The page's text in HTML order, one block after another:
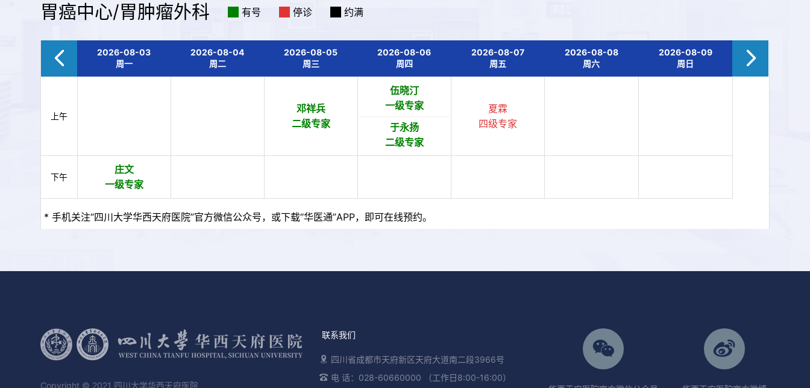
胃癌中心/胃肿瘤外科 有号 停诊 约满
2026-08-03
周一
2026-08-04
周二
2026-08-05
周三
2026-08-06
周四
2026-08-07
周五
2026-08-08
周六
2026-08-09
周日
上午
邓祥兵
二级专家
伍晓汀
一级专家
于永扬
二级专家
夏霖
四级专家
下午
庄文
一级专家
* 手机关注“四川大学华西天府医院”官方微信公众号，或下载“华医通”APP，即可在线预约。
Copyright © 2021 四川大学华西天府医院
联系我们
四川省成都市天府新区天府大道南二段3966号
电 话：028-60660000 （工作日8:00-16:00）